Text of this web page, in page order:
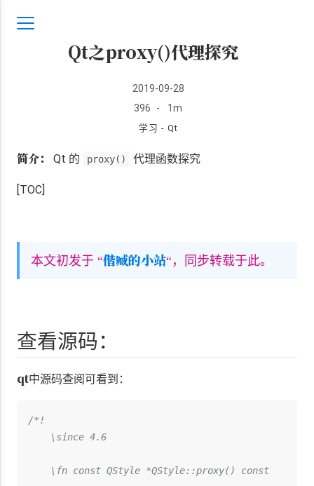
Qt之proxy()代理探究
2019-09-28
396
- 1m
学习 - Qt
简介： Qt 的 proxy() 代理函数探究
[TOC]
本文初发于 “偕臧的小站“，同步转载于此。
查看源码：
qt中源码查阅可看到：
/*!
    \since 4.6
    \fn const QStyle *QStyle::proxy() const